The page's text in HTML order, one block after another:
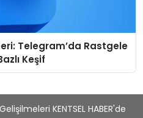
Telegram’da Rastgele
Keşif
KENTSEL HABER'de